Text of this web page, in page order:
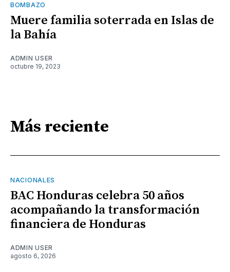
BOMBAZO
Muere familia soterrada en Islas de
la Bahía
ADMIN USER
octubre 19, 2023
Más reciente
NACIONALES
BAC Honduras celebra 50 años
acompañando la transformación
financiera de Honduras
ADMIN USER
agosto 6, 2026